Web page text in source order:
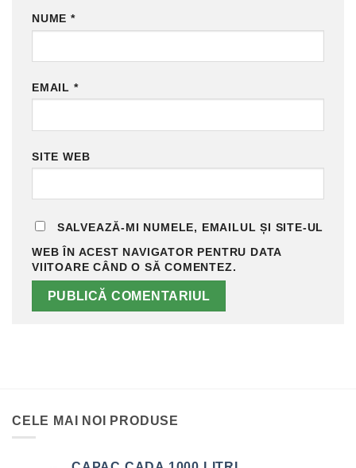
NUME *
EMAIL *
SITE WEB
SALVEAZĂ-MI NUMELE, EMAILUL ȘI SITE-UL
WEB ÎN ACEST NAVIGATOR PENTRU DATA
VIITOARE CÂND O SĂ COMENTEZ.
CELE MAI NOI PRODUSE